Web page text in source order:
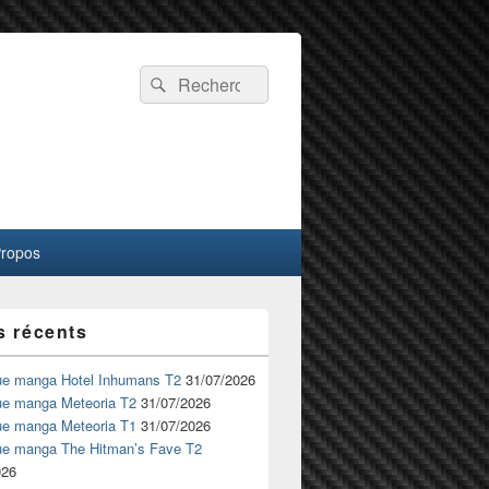
Recherche :
Rechercher
récents
manga Hotel Inhumans T2 31/07/2026
manga Meteoria T2 31/07/2026
manga Meteoria T1 31/07/2026
manga The Hitman’s Fave T2